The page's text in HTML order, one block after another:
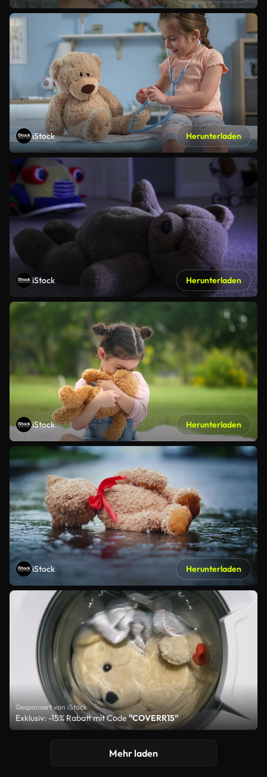
iStock Herunterladen
iStock Herunterladen
iStock Herunterladen
iStock Herunterladen
Gesponsert von iStock
Exklusiv: -15% Rabatt mit Code"COVERR15"
Mehr laden